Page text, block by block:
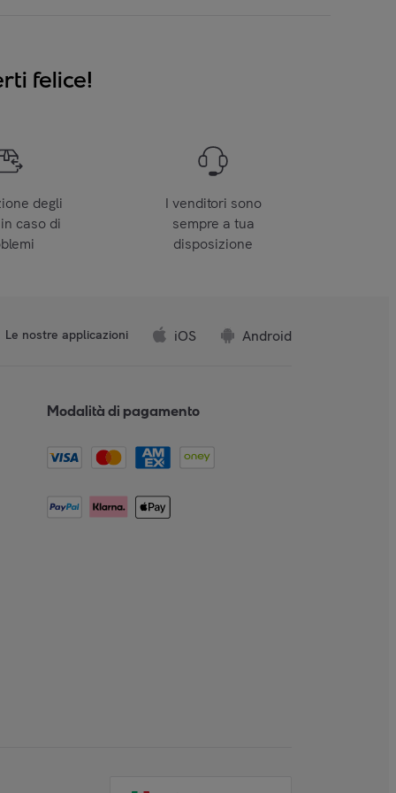
felice!
degli
caso di
I venditori sono
sempre a tua
disposizione
Le nostre applicazioni iOS Android
Modalità di pagamento